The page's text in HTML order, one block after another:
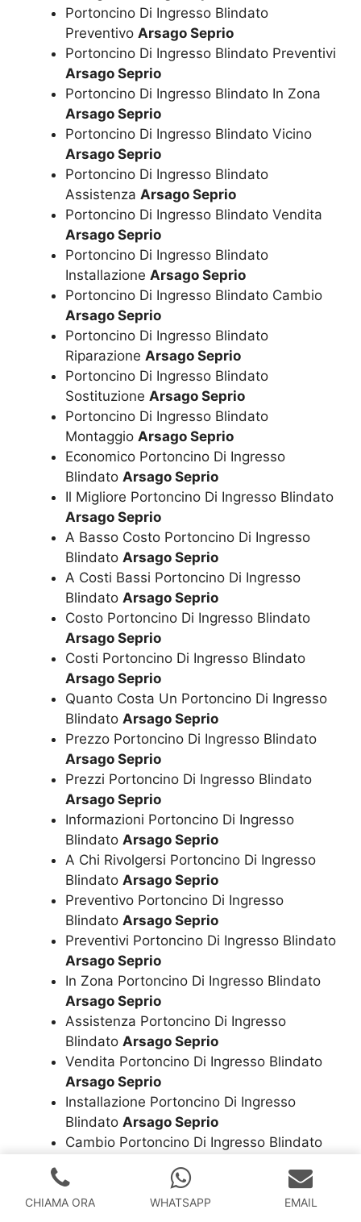
Portoncino Di Ingresso Blindato
Preventivo Arsago Seprio
Portoncino Di Ingresso Blindato Preventivi
Arsago Seprio
Portoncino Di Ingresso Blindato In Zona
Arsago Seprio
Portoncino Di Ingresso Blindato Vicino
Arsago Seprio
Portoncino Di Ingresso Blindato
Assistenza Arsago Seprio
Portoncino Di Ingresso Blindato Vendita
Arsago Seprio
Portoncino Di Ingresso Blindato
Installazione Arsago Seprio
Portoncino Di Ingresso Blindato Cambio
Arsago Seprio
Portoncino Di Ingresso Blindato
Riparazione Arsago Seprio
Portoncino Di Ingresso Blindato
Sostituzione Arsago Seprio
Portoncino Di Ingresso Blindato
Montaggio Arsago Seprio
Economico Portoncino Di Ingresso
Blindato Arsago Seprio
Il Migliore Portoncino Di Ingresso Blindato
Arsago Seprio
A Basso Costo Portoncino Di Ingresso
Blindato Arsago Seprio
A Costi Bassi Portoncino Di Ingresso
Blindato Arsago Seprio
Costo Portoncino Di Ingresso Blindato
Arsago Seprio
Costi Portoncino Di Ingresso Blindato
Arsago Seprio
Quanto Costa Un Portoncino Di Ingresso
Blindato Arsago Seprio
Prezzo Portoncino Di Ingresso Blindato
Arsago Seprio
Prezzi Portoncino Di Ingresso Blindato
Arsago Seprio
Informazioni Portoncino Di Ingresso
Blindato Arsago Seprio
A Chi Rivolgersi Portoncino Di Ingresso
Blindato Arsago Seprio
Preventivo Portoncino Di Ingresso
Blindato Arsago Seprio
Preventivi Portoncino Di Ingresso Blindato
Arsago Seprio
In Zona Portoncino Di Ingresso Blindato
Arsago Seprio
Assistenza Portoncino Di Ingresso
Blindato Arsago Seprio
Vendita Portoncino Di Ingresso Blindato
Arsago Seprio
Installazione Portoncino Di Ingresso
Blindato Arsago Seprio
Cambio Portoncino Di Ingresso Blindato
Riparazione Portoncino Di Ingresso
Blindato
Arsago Seprio
CHIAMA ORA WHATSAPP EMAIL